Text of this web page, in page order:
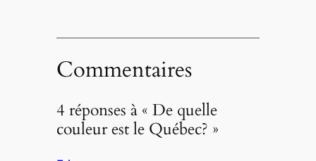
Commentaires
4 réponses à « De quelle
couleur est le Québec? »